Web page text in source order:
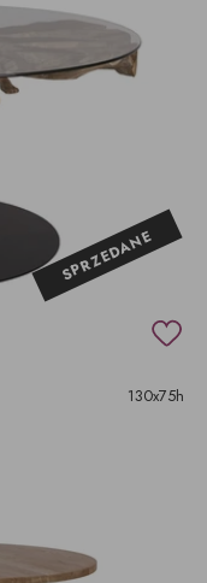
SPRZEDANE
130x75h